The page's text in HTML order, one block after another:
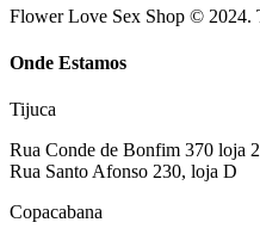
Flower Love Sex Shop © 2024.
Onde Estamos
Tijuca
Rua Conde de Bonfim 370 loja
Rua Santo Afonso 230, loja D
Copacabana